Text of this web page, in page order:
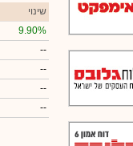
שינוי
9.90%
--
--
--
--